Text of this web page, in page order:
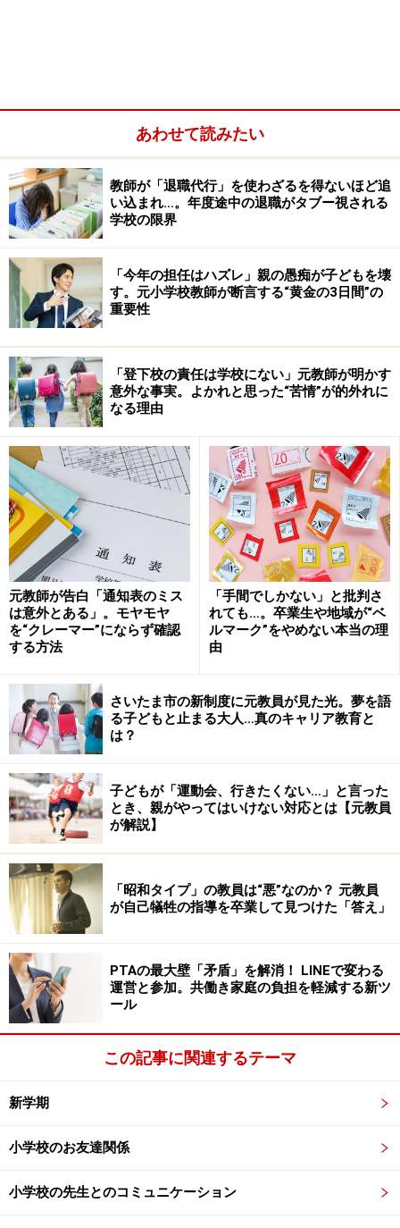
学童とは、働く親を持つ子どもの放課後の
居場所
学童は、働くママの大きな支え
働くママにとって大きな支えともいえる「学童」。学童
保育とは、共働きなどの理由から、保護者が日中家にい
ない小学生の子供＝学童に放課後を安全に楽しく過ごせ
る環境を提供する「放課後児童健全育成事業」の総称で
す。
学童保育は小学一年生から三年生が大半を
占める
１～３年生が多くを占める
公立小学校の学童保育の場合、学童のほとんどは、小学
面倒を見るのは、元教員や元幼稚園教諭、子育て支援施
設等のスタッフ経験者、子育てを終えたボランティアの
方などさまざま。施設により、「指導員」「キッズコー
チ」などとよばれます。
2015年4月に児童福祉法が改定され、学童保育の対象学
年は、それまでの「3年生まで」から「6年生まで」に引
き上げられました。しかし、高学年になると、一人で留
守番できるようになったり、塾や習い事に多く通い始め
るなどの理由から、実際に利用している家庭はごくわず
か。多くの学童は、1年生から3年生が利用の大半をしめ
ています。
学童の子どものタイムスケジュールは？
学童で子供たちは、宿題をしたり、施設が学校内にある
あわせて読みたい
教師が「退職代行」を使わざるを得ないほど追
い込まれ…。年度途中の退職がタブー視される
学校の限界
「今年の担任はハズレ」親の愚痴が子どもを壊
す。元小学校教師が断言する“黄金の3日間”の
重要性
「登下校の責任は学校にない」元教師が明かす
意外な事実。よかれと思った“苦情”が的外れに
なる理由
元教師が告白「通知表のミス
は意外とある」。モヤモヤ
を“クレーマー”にならず確認
する方法
「手間でしかない」と批判さ
れても…。卒業生や地域が“ベ
ルマーク”をやめない本当の理
由
さいたま市の新制度に元教員が見た光。夢を語
る子どもと止まる大人…真のキャリア教育と
は？
子どもが「運動会、行きたくない…」と言った
とき、親がやってはいけない対応とは【元教員
が解説】
「昭和タイプ」の教員は“悪”なのか？ 元教員
が自己犠牲の指導を卒業して見つけた「答え」
PTAの最大壁「矛盾」を解消！ LINEで変わる
運営と参加。共働き家庭の負担を軽減する新ツ
ール
この記事に関連するテーマ
新学期
小学校のお友達関係
小学校の先生とのコミュニケーション